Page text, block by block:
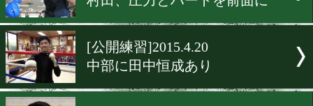
[公開練習]2015.4.27
Ready to R&R